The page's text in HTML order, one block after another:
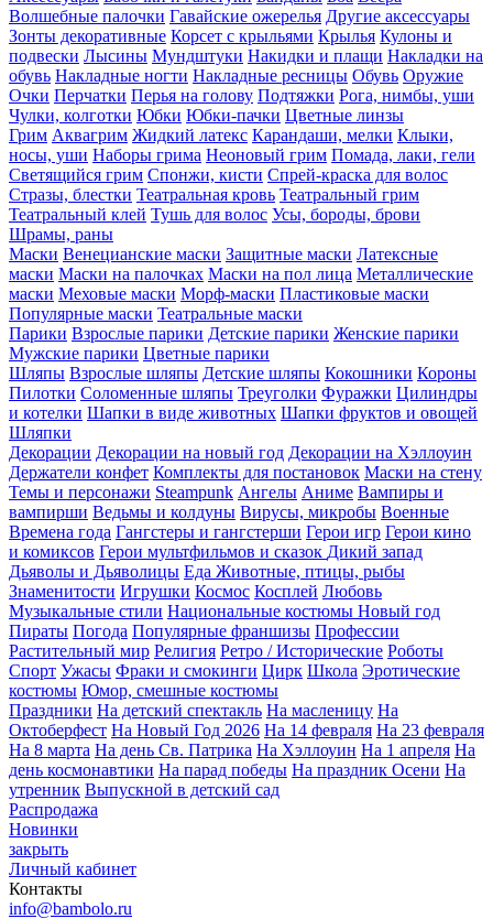
Волшебные палочки Гавайские ожерелья Другие аксессуары
Зонты декоративные Корсет с крыльями Крылья Кулоны и
подвески Лысины Мундштуки Накидки и плащи Накладки на
обувь Накладные ногти Накладные ресницы Обувь Оружие
Очки Перчатки Перья на голову Подтяжки Рога, нимбы, уши
Чулки, колготки Юбки Юбки-пачки Цветные линзы
Грим Аквагрим Жидкий латекс Карандаши, мелки Клыки,
носы, уши Наборы грима Неоновый грим Помада, лаки, гели
Светящийся грим Спонжи, кисти Спрей-краска для волос
Стразы, блестки Театральная кровь Театральный грим
Театральный клей Тушь для волос Усы, бороды, брови
Шрамы, раны
Маски Венецианские маски Защитные маски Латексные
маски Маски на палочках Маски на пол лица Металлические
маски Меховые маски Морф-маски Пластиковые маски
Популярные маски Театральные маски
Парики Взрослые парики Детские парики Женские парики
Мужские парики Цветные парики
Шляпы Взрослые шляпы Детские шляпы Кокошники Короны
Пилотки Соломенные шляпы Треуголки Фуражки Цилиндры
и котелки Шапки в виде животных Шапки фруктов и овощей
Шляпки
Декорации Декорации на новый год Декорации на Хэллоуин
Держатели конфет Комплекты для постановок Маски на стену
Темы и персонажи Steampunk Ангелы Аниме Вампиры и
вампирши Ведьмы и колдуны Вирусы, микробы Военные
Времена года Гангстеры и гангстерши Герои игр Герои кино
и комиксов Герои мультфильмов и сказок Дикий запад
Дьяволы и Дьяволицы Еда Животные, птицы, рыбы
Знаменитости Игрушки Космос Косплей Любовь
Музыкальные стили Национальные костюмы Новый год
Пираты Погода Популярные франшизы Профессии
Растительный мир Религия Ретро / Исторические Роботы
Спорт Ужасы Фраки и смокинги Цирк Школа Эротические
костюмы Юмор, смешные костюмы
Праздники На детский спектакль На масленицу На
Октоберфест На Новый Год 2026 На 14 февраля На 23 февраля
На 8 марта На день Св. Патрика На Хэллоуин На 1 апреля На
день космонавтики На парад победы На праздник Осени На
утренник Выпускной в детский сад
Распродажа
Новинки
закрыть
Личный кабинет
Контакты
info@bambolo.ru